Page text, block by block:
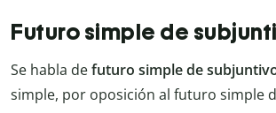
Futuro simple de
Se habla defuturo simple de
simple, por oposición al futuro simple